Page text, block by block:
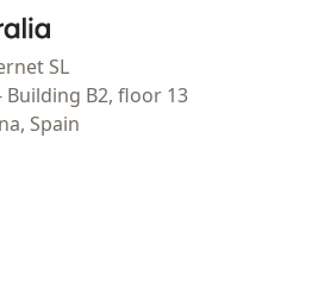
inicio
SL
Building B2, floor 13
Spain